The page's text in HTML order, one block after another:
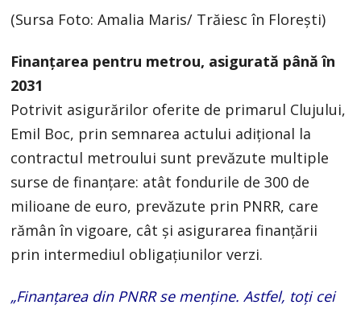
(Sursa Foto: Amalia Maris/ Trăiesc în Florești)
Finanțarea pentru metrou, asigurată până în
2031
Potrivit asigurărilor oferite de primarul Clujului,
Emil Boc, prin semnarea actului adițional la
contractul metroului sunt prevăzute multiple
surse de finanțare: atât fondurile de 300 de
milioane de euro, prevăzute prin PNRR, care
rămân în vigoare, cât și asigurarea finanțării
prin intermediul obligațiunilor verzi.
„Finanțarea din PNRR se menține. Astfel, toți cei